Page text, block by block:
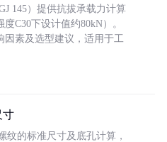
145）提供抗拔承载力计算
C30下设计值约80kN）。
因素及选型建议，适用于工
寸
纹的标准尺寸及底孔计算，